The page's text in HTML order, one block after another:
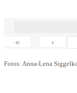
« ‹
Fotos: Anna-Lena